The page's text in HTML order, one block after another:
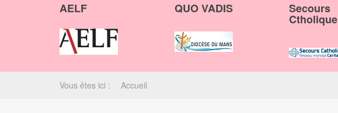
AELF QUO VADIS Secours
Ctholique
Vous êtes ici : Accueil